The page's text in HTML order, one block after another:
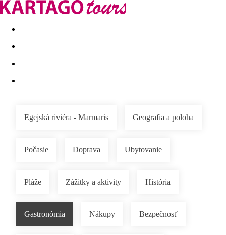
Last minute Dovolenkové kluby
Egejská riviéra - Marmaris Geografia a poloha
Počasie Doprava Ubytovanie
Pláže Zážitky a aktivity História
Gastronómia Nákupy Bezpečnosť